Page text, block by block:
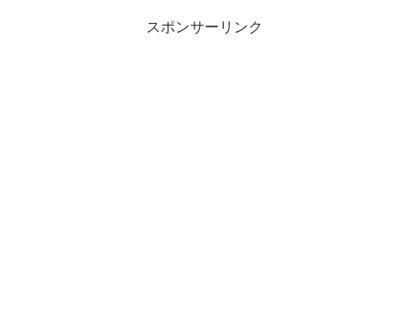
スポンサーリンク